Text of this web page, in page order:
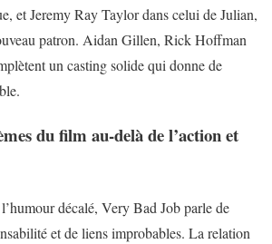
et Jeremy Ray Taylor dans celui de Julian,
patron. Aidan Gillen, Rick Hoffman
un casting solide qui donne de
du film au-delà de l’action et
décalé, Very Bad Job parle de
et de liens improbables. La relation